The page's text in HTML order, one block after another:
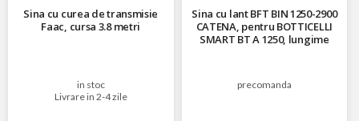
Sina cu curea de transmisie
Faac, cursa 3.8 metri
in stoc
Livrare in 2-4 zile
Sina cu lant BFT BIN 1250-2900
CATENA, pentru BOTTICELLI
SMART BT A 1250, lungime
precomanda